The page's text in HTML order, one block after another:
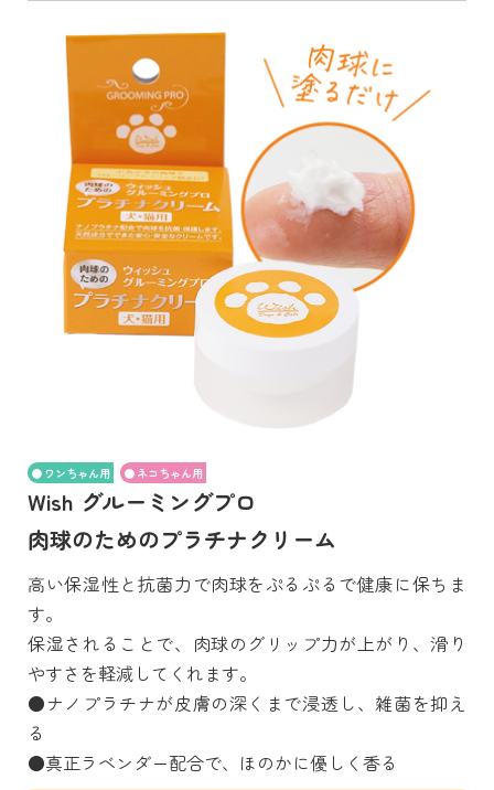
ワンちゃん用 ネコちゃん用
Wish グルーミングプロ
肉球のためのプラチナクリーム
高い保湿性と抗菌力で肉球をぷるぷるで健康に保ちま
す。
保湿されることで、肉球のグリップ力が上がり、滑り
やすさを軽減してくれます。
●ナノプラチナが皮膚の深くまで浸透し、雑菌を抑え
る
●真正ラベンダー配合で、ほのかに優しく香る